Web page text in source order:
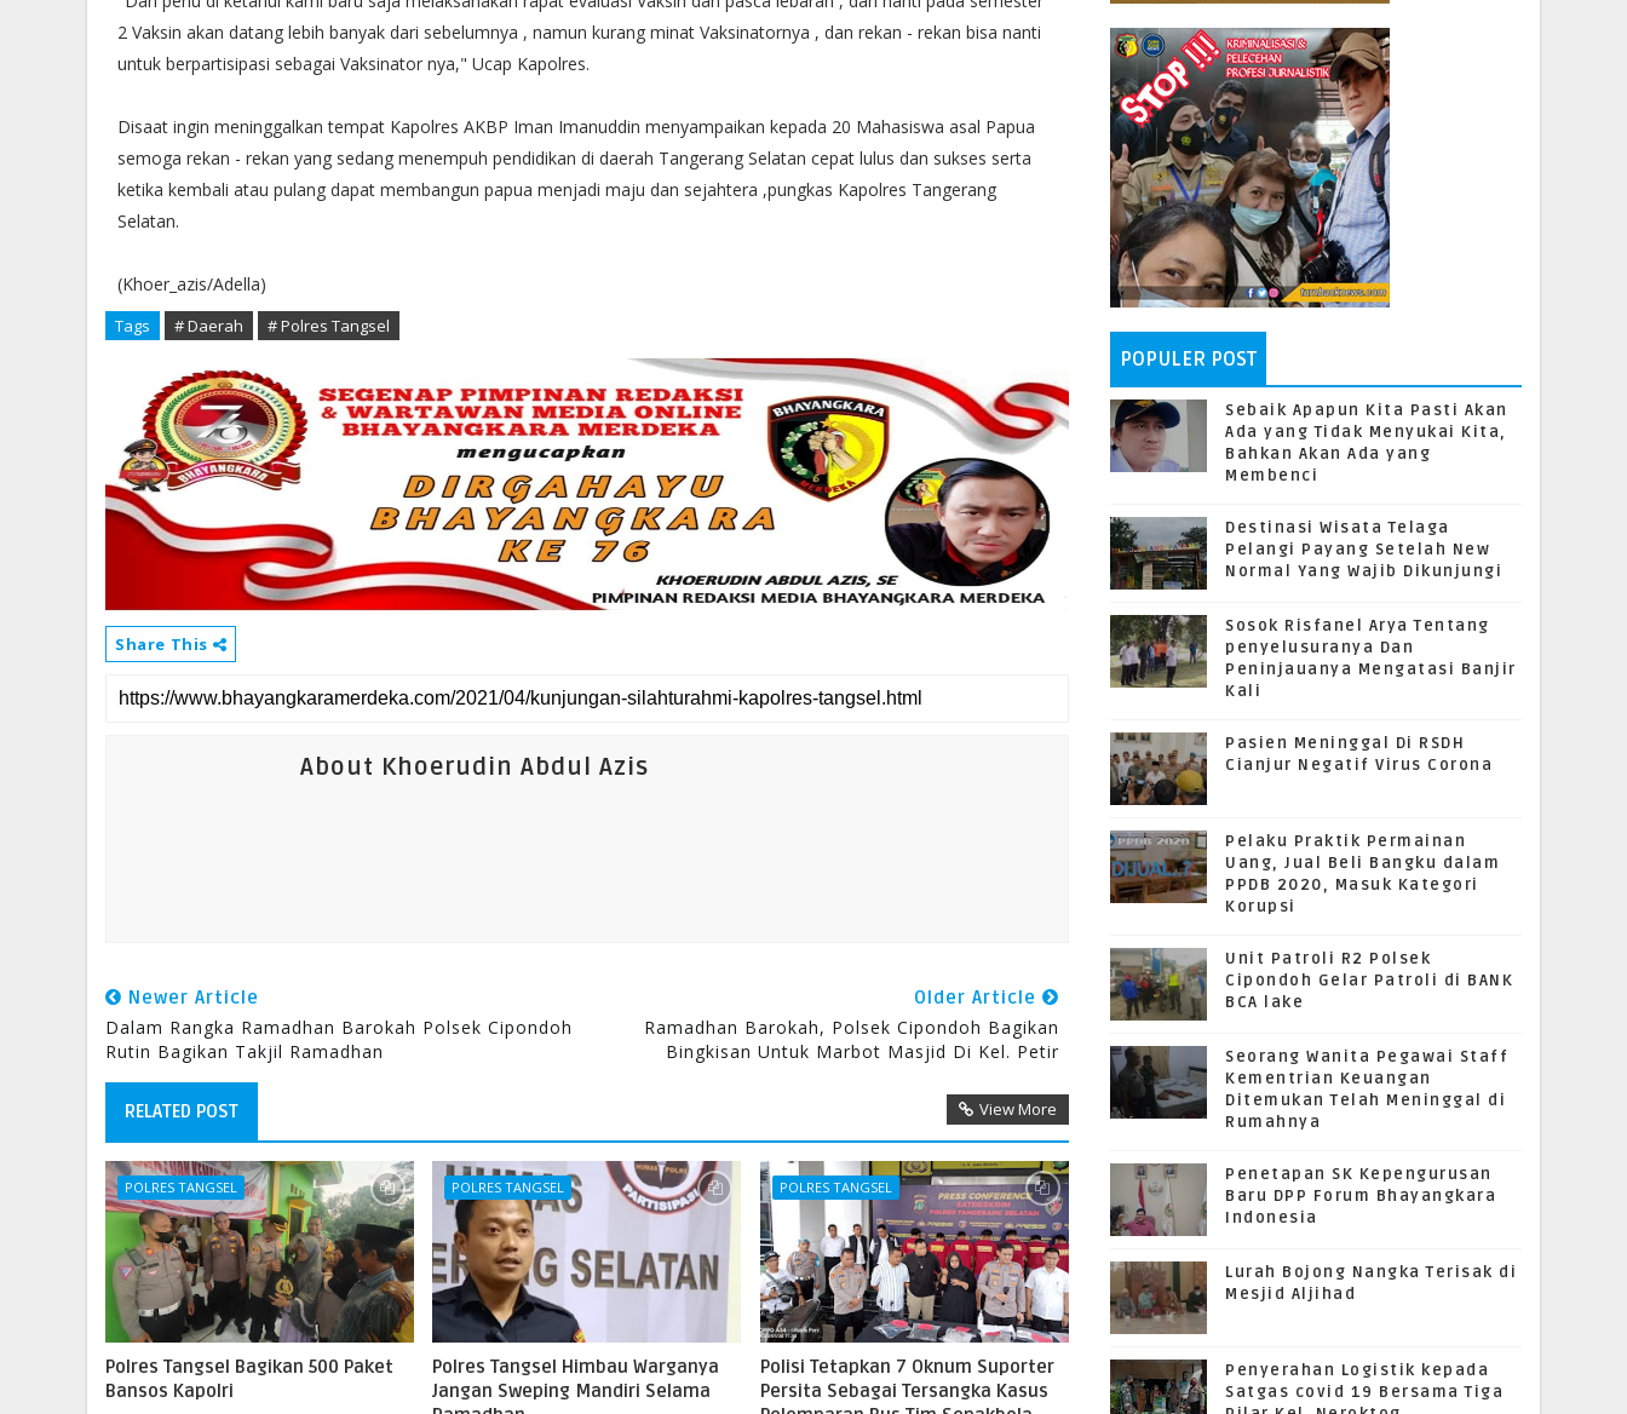
2 Vaksin akan datang lebih banyak dari sebelumnya , namun kurang minat Vaksinatornya , dan rekan - rekan bisa nanti
untuk berpartisipasi sebagai Vaksinator nya," Ucap Kapolres.
Disaat ingin meninggalkan tempat Kapolres AKBP Iman Imanuddin menyampaikan kepada 20 Mahasiswa asal Papua
semoga rekan - rekan yang sedang menempuh pendidikan di daerah Tangerang Selatan cepat lulus dan sukses serta
ketika kembali atau pulang dapat membangun papua menjadi maju dan sejahtera ,pungkas Kapolres Tangerang
Selatan.
(Khoer_azis/Adella)
Tags # Daerah # Polres Tangsel
Share This
About Khoerudin Abdul Azis
Newer Article
Dalam Rangka Ramadhan Barokah Polsek Cipondoh
Rutin Bagikan Takjil Ramadhan
Older Article
Ramadhan Barokah, Polsek Cipondoh Bagikan
Bingkisan Untuk Marbot Masjid Di Kel. Petir
RELATED POST View More
POLRES TANGSEL
Polres Tangsel Bagikan 500 Paket
Bansos Kapolri
POLRES TANGSEL
Polres Tangsel Himbau Warganya
Jangan Sweping Mandiri Selama
POLRES TANGSEL
Polisi Tetapkan 7 Oknum Suporter
Persita Sebagai Tersangka Kasus
POPULER POST
Sebaik Apapun Kita Pasti Akan
Ada yang Tidak Menyukai Kita,
Bahkan Akan Ada yang
Membenci
Destinasi Wisata Telaga
Pelangi Payang Setelah New
Normal Yang Wajib Dikunjungi
Sosok Risfanel Arya Tentang
penyelusuranya Dan
Peninjauanya Mengatasi Banjir
Kali
Pasien Meninggal Di RSDH
Cianjur Negatif Virus Corona
Pelaku Praktik Permainan
Uang, Jual Beli Bangku dalam
PPDB 2020, Masuk Kategori
Korupsi
Unit Patroli R2 Polsek
Cipondoh Gelar Patroli di BANK
BCA lake
Seorang Wanita Pegawai Staff
Kementrian Keuangan
Ditemukan Telah Meninggal di
Rumahnya
Penetapan SK Kepengurusan
Baru DPP Forum Bhayangkara
Indonesia
Lurah Bojong Nangka Terisak di
Mesjid Aljihad
Penyerahan Logistik kepada
Satgas covid 19 Bersama Tiga